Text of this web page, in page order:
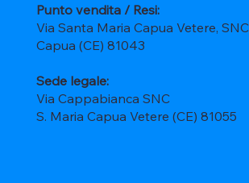
Punto vendita / Resi:
Via Santa Maria Capua Vetere, SNC
Capua (CE) 81043
Sede legale:
Via Cappabianca SNC
S. Maria Capua Vetere (CE) 81055